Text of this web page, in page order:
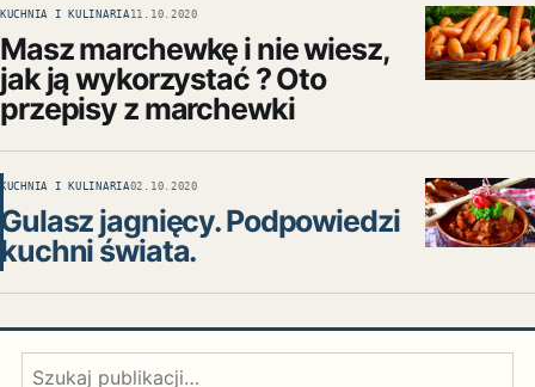
KUCHNIA I KULINARIA 11.10.2020
Masz marchewkę i nie wiesz,
jak ją wykorzystać ? Oto
przepisy z marchewki
KUCHNIA I KULINARIA02.10.2020
Gulasz jagnięcy. Podpowiedzi
kuchni świata.
Szukaj: